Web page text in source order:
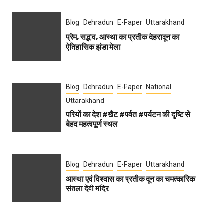
Blog Dehradun E-Paper Uttarakhand
प्रेम, सद्भाव, आस्था का प्रतीक देहरादून का
ऐतिहासिक झंडा मेला
Blog Dehradun E-Paper
National
Uttarakhand
परियों का देश #खैट #पर्वत #पर्यटन की दृृष्टि से
बेहद महत्वपूर्ण स्थल
Blog Dehradun E-Paper Uttarakhand
आस्था एवं विश्वास का प्रतीक दून का चमत्कारिक
संतला देवी मंदिर